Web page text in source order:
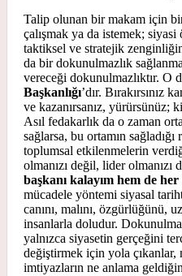
Talip olunan bir makam için
çalışmak ya da istemek;
taktiksel ve stratejik
da bir dokunulmazlık
vereceği dokunulmazlıktır. O
Başkanlığı’dır. Bırakırsınız
ve kazanırsanız, yürürsünüz;
Asıl fedakarlık da o zaman
sağlarsa, bu ortamın
toplumsal etkilenmelerin
olmanızı değil, lider olmanızı
başkanı kalayım hem de her
mücadele yöntemi siyasal
canını, malını, özgürlüğünü,
insanlarla doludur.
yalnızca siyasetin gerçeğini
değiştirmek için yola çıkanlar,
imtiyazların ne anlama